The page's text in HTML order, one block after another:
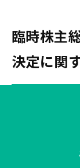
臨時株主
決定に関